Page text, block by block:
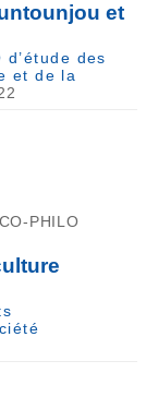
et
d’étude des
et de la
PHILO